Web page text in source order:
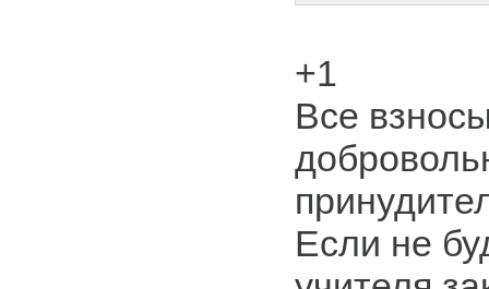
+1
Все
Если не